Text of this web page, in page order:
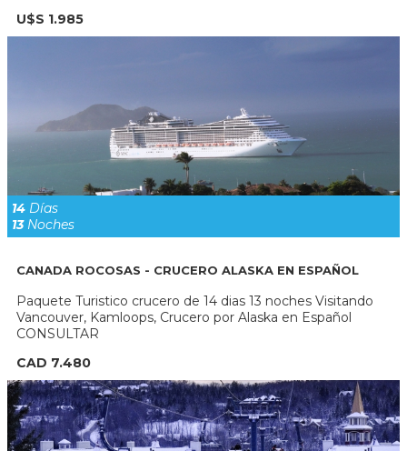
U$S 1.985
14 Días
13Noches
CANADA ROCOSAS - CRUCERO ALASKA EN ESPAÑOL
Paquete Turistico crucero de 14 dias 13 noches Visitando
Vancouver, Kamloops, Crucero por Alaska en Español
CONSULTAR
CAD 7.480